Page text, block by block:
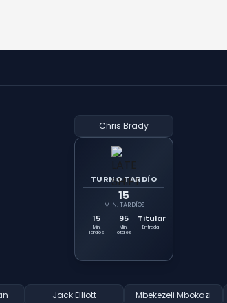
Chris Brady
TURNO TARDÍO
15
MIN. TARDÍOS
15
Min.
Tardíos
95
Min.
Totales
Titular
Entrada
Jack Elliott Mbekezeli Mbokazi